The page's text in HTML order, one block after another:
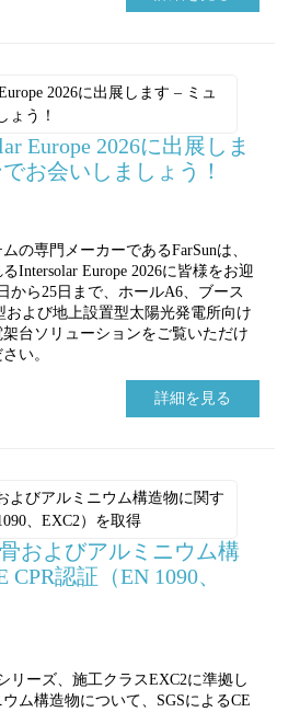
Europe 2026に出展しま
お会いしましょう！
の専門メーカーであるFarSunは、
Intersolar Europe 2026に皆様をお迎
から25日まで、ホールA6、ブース
および地上設置型太陽光発電所向け
台ソリューションをご覧いただけ
い。
詳細を見る
およびアルミニウム構
認証（EN 1090、
リーズ、施工クラスEXC2に準拠し
ム構造物について、SGSによるCE